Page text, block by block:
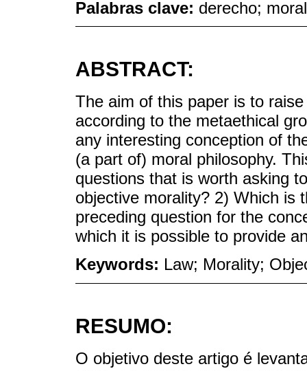
Palabras clave: derecho;
ABSTRACT:
The aim of this paper is to
according to the metaethical
any interesting conception of
(a part of) moral philosophy.
questions that is worth asking
objective morality? 2) Which is
preceding question for the
which it is possible to provide
Keywords: Law; Morality;
RESUMO:
O objetivo deste artigo é